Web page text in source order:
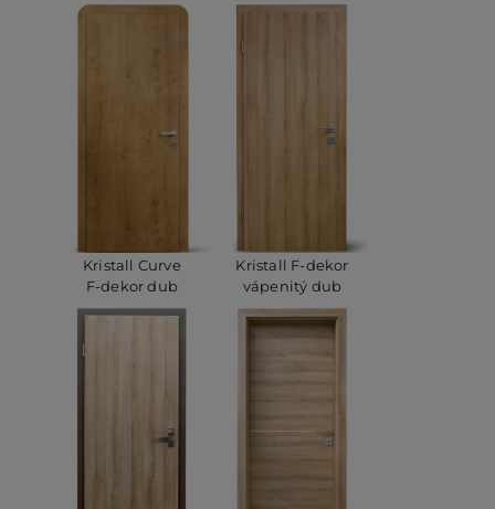
Kristall Curve
F-dekor dub
Kristall F-dekor
vápenitý dub